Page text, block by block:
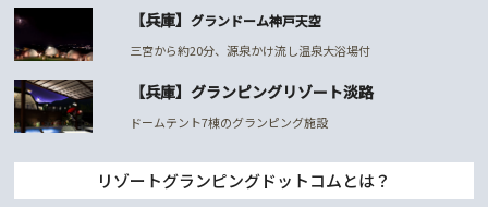
【兵庫】 グランドーム神戸天空
三宮から約20分、源泉かけ流し温泉大浴場付
【兵庫】グランピングリゾート淡路
ドームテント7棟のグランピング施設
リゾートグランピングドットコムとは？